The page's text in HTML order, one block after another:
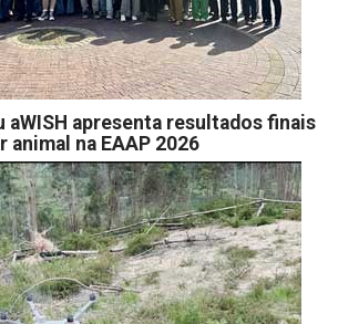
aWISH apresenta resultados finais
na EAAP 2026